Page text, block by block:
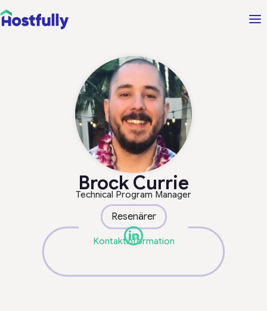
Brock Currie
Technical Program Manager
Resenärer
Kontaktinformation